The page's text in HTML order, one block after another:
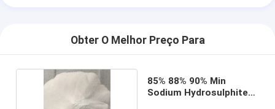
Obter O Melhor Preço Para
85% 88% 90% Min
Sodium Hydrosulphite